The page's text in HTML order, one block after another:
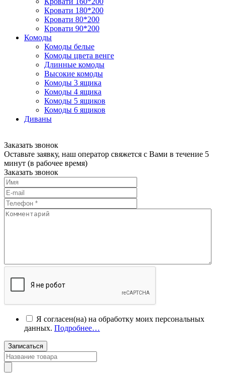
Кровати 180*200
Кровати 80*200
Кровати 90*200
Комоды
Комоды белые
Комоды цвета венге
Длинные комоды
Высокие комоды
Комоды 3 ящика
Комоды 4 ящика
Комоды 5 ящиков
Комоды 6 ящиков
Диваны
Заказать звонок
Оставьте заявку, наш оператор свяжется с Вами в течение 5
минут (в рабочее время)
Заказать звонок
Я согласен(на) на обработку моих персональных
данных. Подробнее…
Записаться